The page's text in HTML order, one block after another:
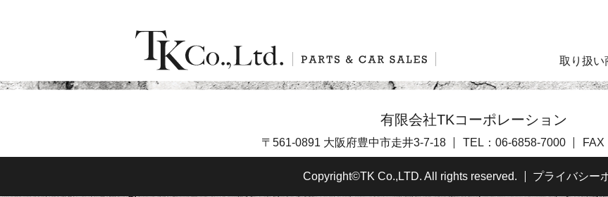
取り扱い
有限会社TKコーポレーション
〒561-0891 大阪府豊中市走井3-7-18 TEL： 06-6858-7000 FAX
プライバシー
Copyright©TK Co.,LTD. All rights reserved.